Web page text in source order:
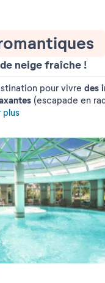
neige fraîche !
pour vivre des
(escapade en
que le charme opère
plus